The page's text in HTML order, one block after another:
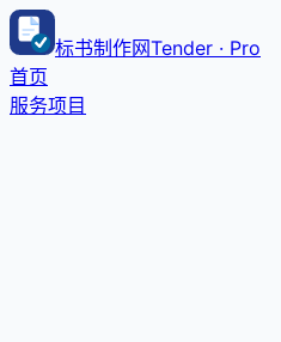
标书制作网Tender · Pro
首页
服务项目